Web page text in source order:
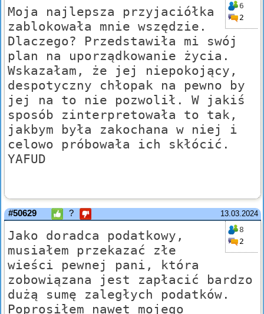
6
2
Moja najlepsza przyjaciółka
zablokowała mnie wszędzie.
Dlaczego? Przedstawiła mi swój
plan na uporządkowanie życia.
Wskazałam, że jej niepokojący,
despotyczny chłopak na pewno by
jej na to nie pozwolił. W jakiś
sposób zinterpretowała to tak,
jakbym była zakochana w niej i
celowo próbowała ich skłócić.
YAFUD
13.03.2024
#50629 ?
8
2
Jako doradca podatkowy,
musiałem przekazać złe
wieści pewnej pani, która
zobowiązana jest zapłacić bardzo
dużą sumę zaległych podatków.
Poprosiłem nawet mojego